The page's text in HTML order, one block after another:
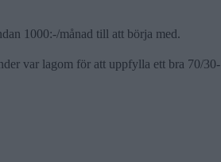
1000:-/månad till att börja med.
var lagom för att uppfylla ett bra 70/30-